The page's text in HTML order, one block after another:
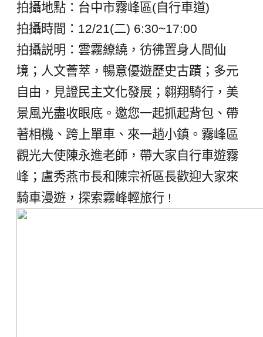
拍攝地點：台中市霧峰區(自行車道)
拍攝時間：12/21(二) 6:30~17:00
拍攝説明：雲霧繚繞，彷彿置身人間仙
境；人文薈萃，暢意優遊歷史古蹟；多元
自由，見證民主文化發展；翱翔騎行，美
景風光盡收眼底。 邀您一起抓起背包、帶
著相機、跨上單車、來一趟小鎮。霧峰區
觀光大使陳永進老師，帶大家自行車遊霧
峰；盧秀燕市長和陳宗祈區長歡迎大家來
騎車漫遊，探索霧峰輕旅行 !